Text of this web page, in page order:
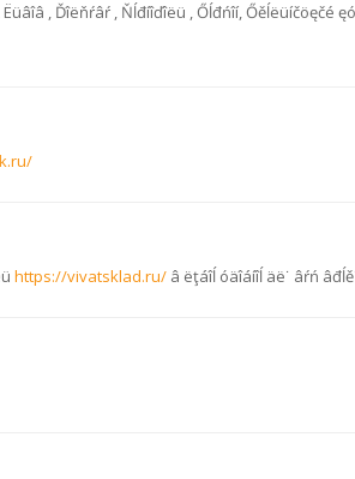
Ëüâîâ , Ďîëňŕâŕ , Ňĺđíîďîëü , Őĺđńîí,
https://vivatsklad.ru/ â ëţáîĺ óäîáíîĺ äë˙ âŕń